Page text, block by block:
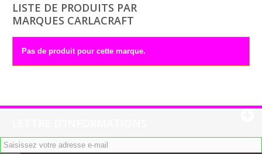
LISTE DE PRODUITS PAR
MARQUES CARLACRAFT
Pas de produit pour cette marque.